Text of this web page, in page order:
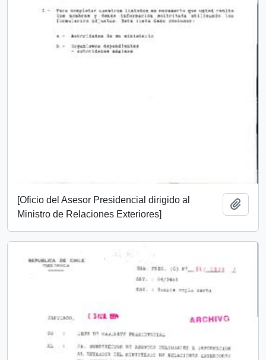
[Oficio del Asesor Presidencial dirigido al
Ministro de Relaciones Exteriores]